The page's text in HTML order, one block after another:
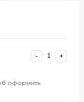
- +
оформить